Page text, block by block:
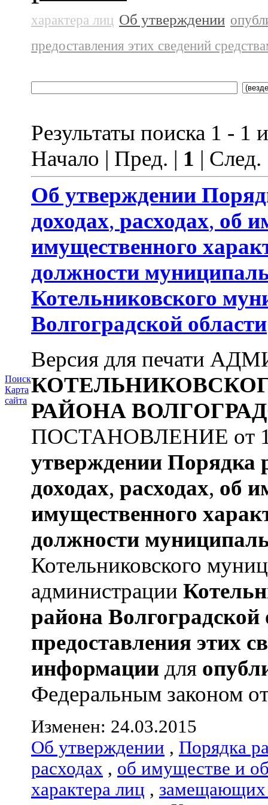
Поиск
Карта
сайта
характера лиц Об утверждении
предоставления этих сведений
Результаты поиска 1 - 1
Начало | Пред. | 1 |
Об утверждении
доходах, расходах, об
имущественного
должности
Котельниковского
Волгоградской области
Версия для печати
РАЙОНА
ПОСТАНОВЛЕНИЕ от
утверждении Порядка
доходах, расходах, об
имущественного
должности
Котельниковского
администрации
района Волгоградской
предоставления этих
информации для
Федеральным законом
Изменен: 24.03.2015
Об утверждении , Порядка
расходах , об имуществе и
характера лиц , замещающих